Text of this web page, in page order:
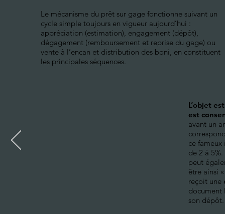
Le mécanisme du prêt sur gage fonctionne suivant un
cycle simple toujours en vigueur aujourd’hui :
appréciation (estimation), engagement (dépôt),
dégagement (remboursement et reprise du gage) ou
vente à l’encan et distribution des boni, en constituent
les principales séquences.
L’objet
est
avant un
ce
de 2 à
peut
être ainsi
reçoit une
document
son dépôt.